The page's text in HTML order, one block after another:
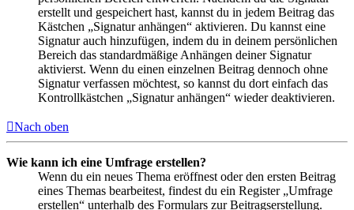
erstellt und gespeichert hast, kannst du in jedem Beitrag das
Kästchen „Signatur anhängen“ aktivieren. Du kannst eine
Signatur auch hinzufügen, indem du in deinem persönlichen
Bereich das standardmäßige Anhängen deiner Signatur
aktivierst. Wenn du einen einzelnen Beitrag dennoch ohne
Signatur verfassen möchtest, so kannst du dort einfach das
Kontrollkästchen „Signatur anhängen“ wieder deaktivieren.
Nach oben
Wie kann ich eine Umfrage erstellen?
Wenn du ein neues Thema eröffnest oder den ersten Beitrag
eines Themas bearbeitest, findest du ein Register „Umfrage
erstellen“ unterhalb des Formulars zur Beitragserstellung.